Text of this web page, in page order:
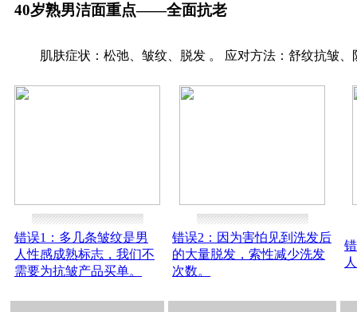
40岁熟男洁面重点——全面抗老
肌肤症状：松弛、皱纹、脱发 。 应对方法：舒纹抗皱、
错误1：多几条皱纹是男
人性感成熟标志，我们不
需要为抗皱产品买单。
错误2：因为害怕见到洗发后
的大量脱发，索性减少洗发
次数。